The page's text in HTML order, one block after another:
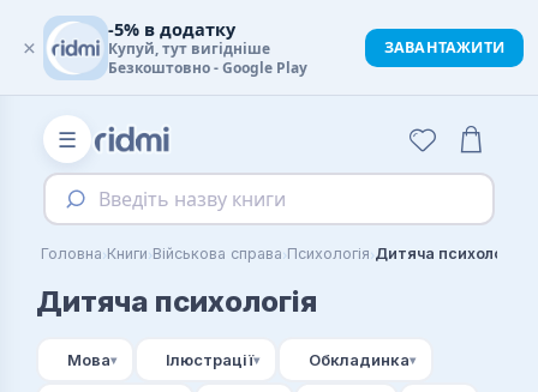
☰
Введіть назву книги
Головна›Книги›Військова справа›Психологія›Дитяча психологія
Дитяча психологія
Мова Ілюстрації Обкладинка
×
-5% в додатку
Купуй, тут вигідніше
Безкоштовно - Google Play
ЗАВАНТАЖИТИ